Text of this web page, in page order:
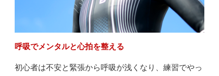
呼吸でメンタルと心拍を整える
初心者は不安と緊張から呼吸が浅くなり、練習でやっ